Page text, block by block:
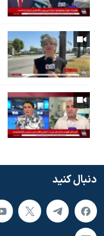
دنبال کنید